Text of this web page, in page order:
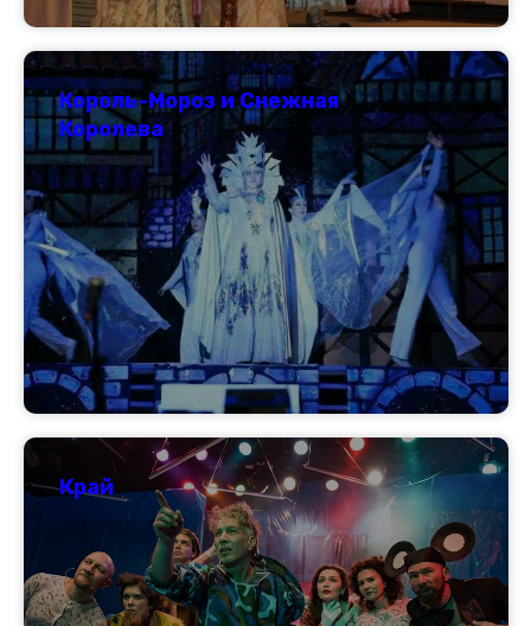
Король-Мороз и Снежная
Королева
Край